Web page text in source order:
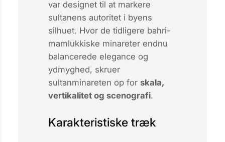
var designet til at markere
sultanens autoritet i byens
silhuet. Hvor de tidligere bahri-
mamlukkiske minareter endnu
balancerede elegance og
ydmyghed, skruer
sultanminareten op for skala,
vertikalitet og scenografi.
Karakteristiske træk